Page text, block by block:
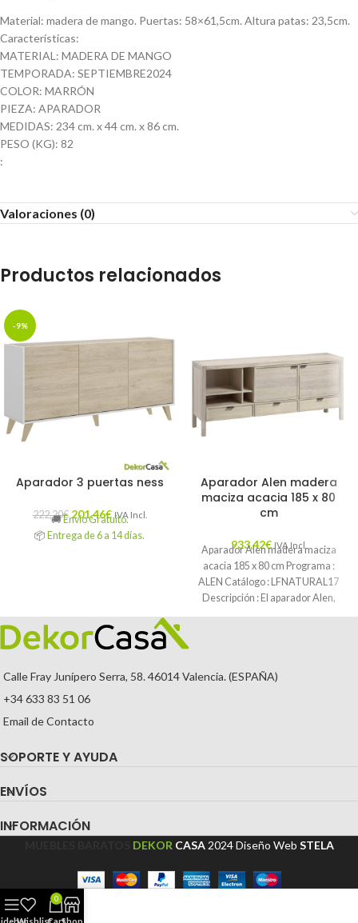
Material: madera de mango. Puertas: 58×61,5cm. Altura patas: 23,5cm.
Características:
MATERIAL: MADERA DE MANGO
TEMPORADA: SEPTIEMBRE2024
COLOR: MARRÓN
PIEZA: APARADOR
MEDIDAS: 234 cm. x 44 cm. x 86 cm.
PESO (KG): 82
:
Valoraciones (0)
Productos relacionados
-9%
Aparador 3 puertas ness
222,20€ 201,46€ IVA Incl.
🚚Envío Gratuito.
📦 Entrega de 6 a 14 días.
Aparador Alen madera
maciza acacia 185 x 80
cm
933,42€ IVA Incl.
Aparador Alen madera maciza
acacia 185 x 80 cm Programa :
ALEN Catálogo : LFNATURAL17
Descripción : El aparador Alen,
Calle Fray Junípero Serra, 58. 46014 Valencia. (ESPAÑA)
+34 633 83 51 06
Email de Contacto
SOPORTE Y AYUDA
ENVÍOS
INFORMACIÓN
DEKOR CASA 2024Diseño Web STELA
0